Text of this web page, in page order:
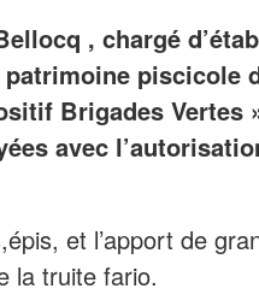
, chargé
piscicole
Brigades Vertes
avec
et l’apport de
la truite fario.